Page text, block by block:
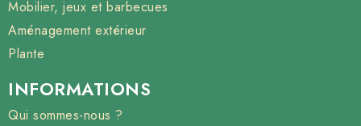
Mobilier, jeux et barbecues
Aménagement extérieur
Plante
INFORMATIONS
Qui sommes-nous ?